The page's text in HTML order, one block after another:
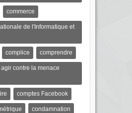
commerce
de l'Informatique et
complice comprendre
contre la menace
comptes Facebook
condamnation